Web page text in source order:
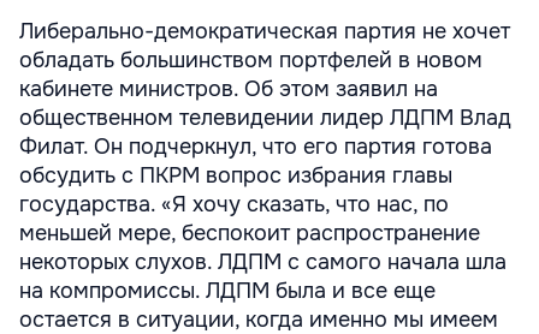
Либерально-демократическая партия не хочет
обладать большинством портфелей в новом
кабинете министров. Об этом заявил на
общественном телевидении лидер ЛДПМ Влад
Филат. Он подчеркнул, что его партия готова
обсудить с ПКРМ вопрос избрания главы
государства. «Я хочу сказать, что нас, по
меньшей мере, беспокоит распространение
некоторых слухов. ЛДПМ с самого начала шла
на компромиссы. ЛДПМ была и все еще
остается в ситуации, когда именно мы имеем